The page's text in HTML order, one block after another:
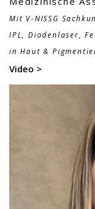
Mit V-NISSG
IPL, Diodenlaser,
in Haut &
Video >